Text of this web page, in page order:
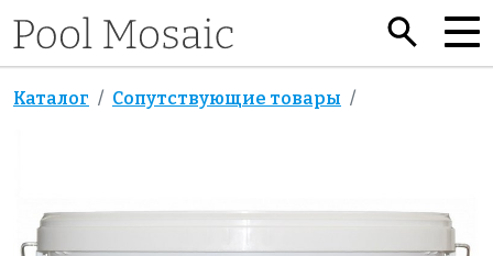
Каталог Сопутствующие товары